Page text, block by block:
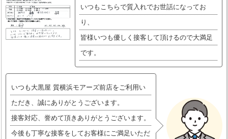
いつもこちらで質入れでお世話になってお
り、
皆様いつも優しく接客して頂けるので大満足
です。
いつも大黒屋 質横浜モアーズ前店をご利用い
ただき、誠にありがとうございます。
接客対応、誉めて頂きありがとうございます。
今後も丁寧な接客をしてお客様にご満足いただ